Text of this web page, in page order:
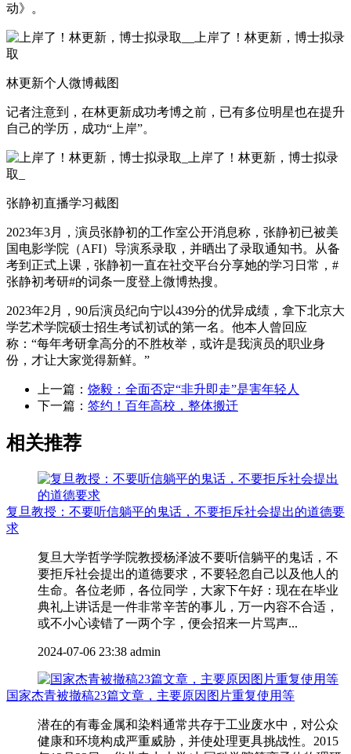
动》。
林更新个人微博截图
记者注意到，在林更新成功考博之前，已有多位明星也在提升
自己的学历，成功“上岸”。
张静初直播学习截图
2023年3月，演员张静初的工作室公开消息称，张静初已被美
国电影学院（AFI）导演系录取，并晒出了录取通知书。从备
考到正式上课，张静初一直在社交平台分享她的学习日常，#
张静初考研#的词条一度登上微博热搜。
2023年2月，90后演员纪向宁以439分的优异成绩，拿下北京大
学艺术学院硕士招生考试初试的第一名。他本人曾回应
称：“每年考研拿高分的不胜枚举，或许是我演员的职业身
份，才让大家觉得新鲜。”
上一篇： 饶毅：全面否定“非升即走”是害年轻人
下一篇： 签约！百年高校，整体搬迁
相关推荐
复旦教授：不要听信躺平的鬼话，不要拒斥社会提出的道德要
求
复旦大学哲学学院教授杨泽波不要听信躺平的鬼话，不
要拒斥社会提出的道德要求，不要轻忽自己以及他人的
生命。各位老师，各位同学，大家下午好：现在在毕业
典礼上讲话是一件非常辛苦的事儿，万一内容不合适，
或不小心读错了一两个字，便会招来一片骂声...
2024-07-06 23:38 admin
国家杰青被撤稿23篇文章，主要原因图片重复使用等
潜在的有毒金属和染料通常共存于工业废水中，对公众
健康和环境构成严重威胁，并使处理更具挑战性。2015